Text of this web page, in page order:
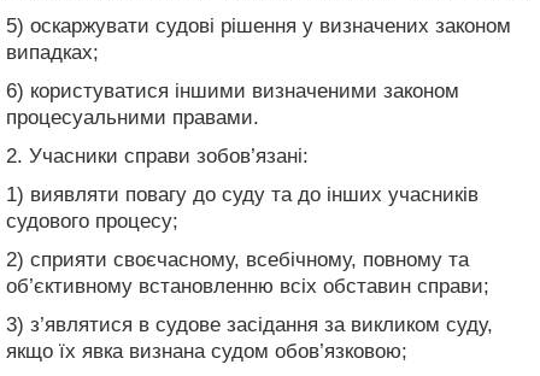
5) оскаржувати судові рішення у визначених законом
випадках;
6) користуватися іншими визначеними законом
процесуальними правами.
2. Учасники справи зобов’язані:
1) виявляти повагу до суду та до інших учасників
судового процесу;
2) сприяти своєчасному, всебічному, повному та
об’єктивному встановленню всіх обставин справи;
3) з’являтися в судове засідання за викликом суду,
якщо їх явка визнана судом обов’язковою;